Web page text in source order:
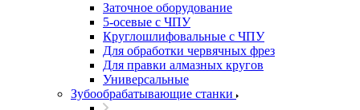
Заточное оборудование
5-осевые с ЧПУ
Круглошлифовальные с ЧПУ
Для обработки червячных фрез
Для правки алмазных кругов
Универсальные
Зубообрабатывающие станки